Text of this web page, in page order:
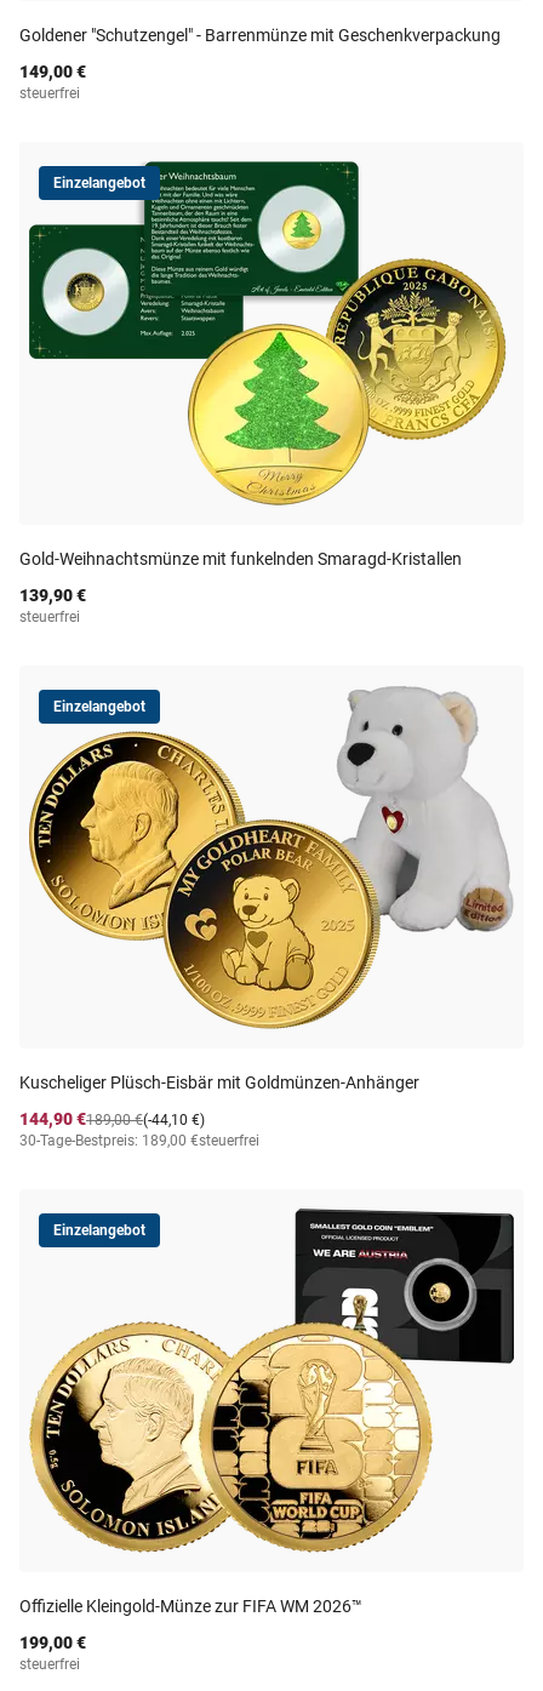
Goldener "Schutzengel" - Barrenmünze mit Geschenkverpackung
149,00 €
steuerfrei
Einzelangebot
Gold-Weihnachtsmünze mit funkelnden Smaragd-Kristallen
139,90 €
steuerfrei
Einzelangebot
Kuscheliger Plüsch-Eisbär mit Goldmünzen-Anhänger
144,90 €
(-44,10 €)
189,00 €
30-Tage-Bestpreis: 189,00 €steuerfrei
Einzelangebot
Offizielle Kleingold-Münze zur FIFA WM 2026™
199,00 €
steuerfrei